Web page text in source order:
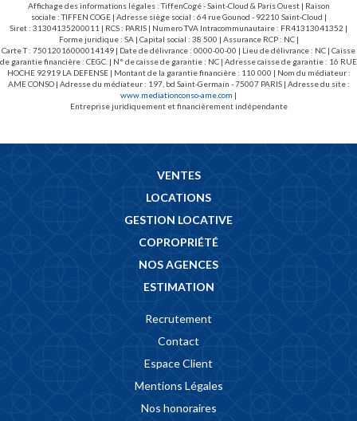
Affichage des informations légales : TiffenCogé - Saint-Cloud & Paris Ouest | Raison
sociale : TIFFEN COGE | Adresse siège social : 64 rue Gounod - 92210 Saint-Cloud |
Siret : 31304135200011 | RCS : PARIS | Numero TVA Intracommunautaire : FR41313041352 |
Forme juridique : SA | Capital social : 38 500 | Assurance RCP : NC |
Carte T : 75012016000014149 | Date de délivrance : 0000-00-00 | Lieu de délivrance : NC | Caisse
de garantie financière : CEGC. | N° de caisse de garantie : NC | Adresse caisse de garantie : 16 RUE
HOCHE 92919 LA DEFENSE | Montant de la garantie financière : 110 000 | Nom du médiateur :
AME CONSO | Adresse du médiateur : 197, bd Saint-Germain - 75007 PARIS | Adresse du site :
www.mediationconso-ame.com |
Entreprise juridiquement et financièrement indépendante
VENTES
LOCATIONS
GESTION LOCATIVE
COPROPRIÉTÉ
NOS AGENCES
ESTIMATION
Recrutement
Contact
Espace Client
Mentions Légales
Nos honoraires